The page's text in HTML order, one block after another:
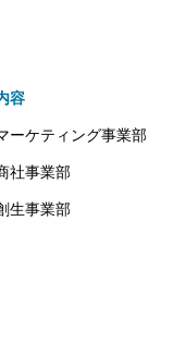
容
ーケティング事業部
社事業部
生事業部